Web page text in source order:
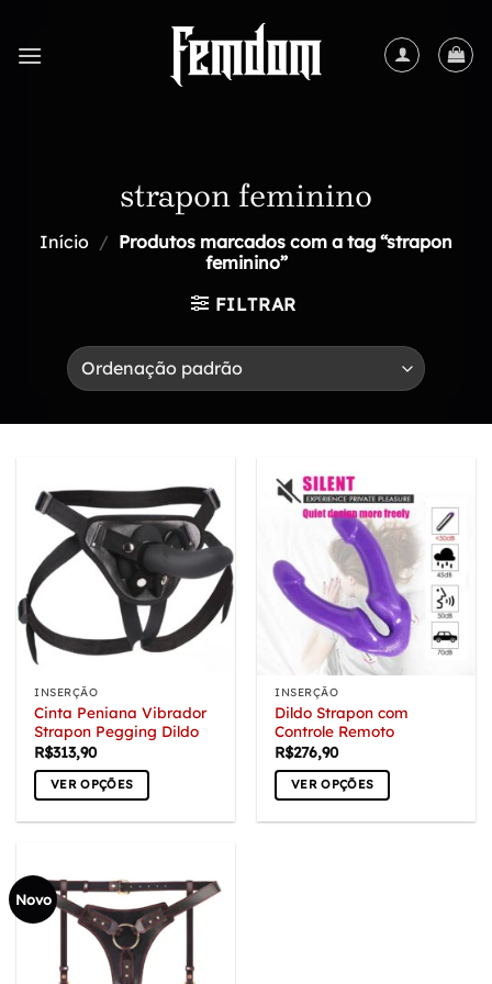
content
strapon feminino
Início / Produtos marcados com a tag “strapon
feminino”
FILTRAR
INSERÇÃO
Cinta Peniana Vibrador
Strapon Pegging Dildo
R$313,90
VER OPÇÕES
várias
variantes.
As
podem
INSERÇÃO
Dildo Strapon com
Controle Remoto
R$276,90
VER OPÇÕES
Novo